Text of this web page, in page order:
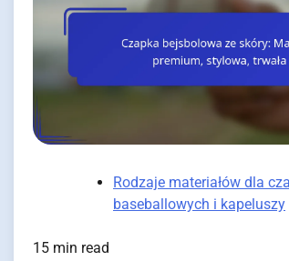
Rodzaje materiałów dla
baseballowych i kapeluszy
15 min read